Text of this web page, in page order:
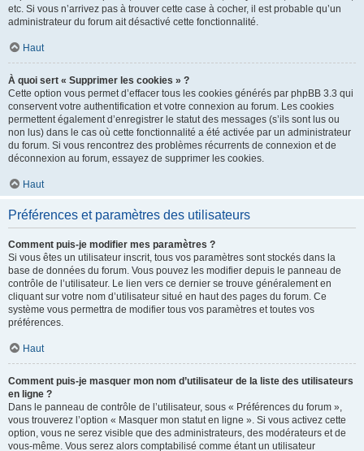
etc. Si vous n’arrivez pas à trouver cette case à cocher, il est probable qu’un
administrateur du forum ait désactivé cette fonctionnalité.
Haut
À quoi sert « Supprimer les cookies » ?
Cette option vous permet d’effacer tous les cookies générés par phpBB 3.3 qui
conservent votre authentification et votre connexion au forum. Les cookies
permettent également d’enregistrer le statut des messages (s’ils sont lus ou
non lus) dans le cas où cette fonctionnalité a été activée par un administrateur
du forum. Si vous rencontrez des problèmes récurrents de connexion et de
déconnexion au forum, essayez de supprimer les cookies.
Haut
Préférences et paramètres des utilisateurs
Comment puis-je modifier mes paramètres ?
Si vous êtes un utilisateur inscrit, tous vos paramètres sont stockés dans la
base de données du forum. Vous pouvez les modifier depuis le panneau de
contrôle de l’utilisateur. Le lien vers ce dernier se trouve généralement en
cliquant sur votre nom d’utilisateur situé en haut des pages du forum. Ce
système vous permettra de modifier tous vos paramètres et toutes vos
préférences.
Haut
Comment puis-je masquer mon nom d’utilisateur de la liste des utilisateurs
en ligne ?
Dans le panneau de contrôle de l’utilisateur, sous « Préférences du forum »,
vous trouverez l’option « Masquer mon statut en ligne ». Si vous activez cette
option, vous ne serez visible que des administrateurs, des modérateurs et de
vous-même. Vous serez alors comptabilisé comme étant un utilisateur